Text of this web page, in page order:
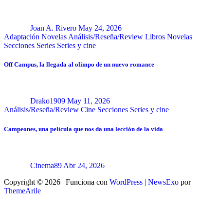
Joan A. Rivero May 24, 2026
Adaptación Novelas Análisis/Reseña/Review Libros Novelas
Secciones Series Series y cine
Off Campus, la llegada al olimpo de un nuevo romance
Drako1909 May 11, 2026
Análisis/Reseña/Review Cine Secciones Series y cine
Campeones, una película que nos da una lección de la vida
Cinema89 Abr 24, 2026
Copyright © 2026 | Funciona con WordPress | NewsExo por
ThemeArile